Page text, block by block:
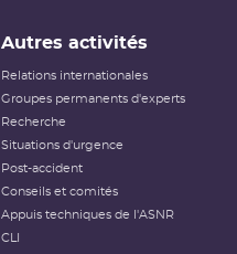
Autres activités
Relations internationales
Groupes permanents d'experts
Recherche
Situations d'urgence
Post-accident
Conseils et comités
Appuis techniques de l'ASNR
CLI